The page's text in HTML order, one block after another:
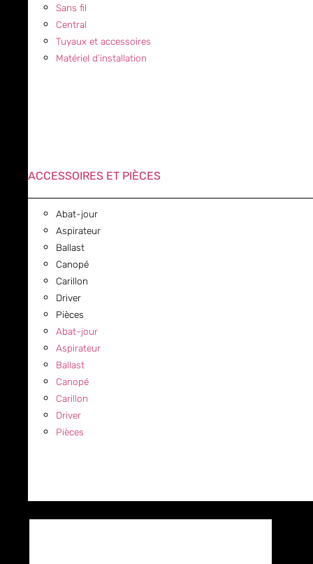
Sans fil
Central
Tuyaux et accessoires
Matériel d’installation
ACCESSOIRES ET PIÈCES
Abat-jour
Aspirateur
Ballast
Canopé
Carillon
Driver
Pièces
Abat-jour
Aspirateur
Ballast
Canopé
Carillon
Driver
Pièces